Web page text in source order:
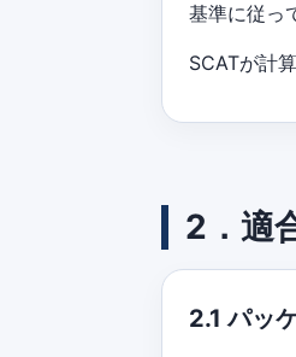
基準に従っ
SCATが計
2．適
2.1 パッ